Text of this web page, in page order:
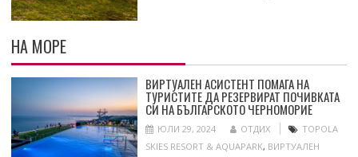
НА МОРЕ
ВИРТУАЛЕН АСИСТЕНТ ПОМАГА НА
ТУРИСТИТЕ ДА РЕЗЕРВИРАТ ПОЧИВКАТА
СИ НА БЪЛГАРСКОТО ЧЕРНОМОРИЕ
ЮЛИ 29, 2024 ОТДИХ
TOPOLA
SKIES RESORT & AQUAPARK, ВИРТУАЛЕН